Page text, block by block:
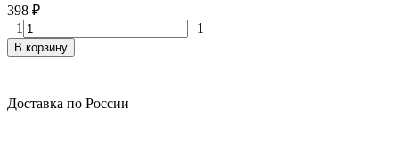
398 ₽
1
1
В корзину
Доставка по России